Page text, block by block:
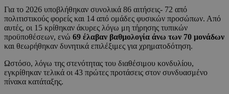
Για το 2026 υποβλήθηκαν συνολικά 86 αιτήσεις- 72 από
πολιτιστικούς φορείς και 14 από ομάδες φυσικών προσώπων. Από
αυτές, οι 15 κρίθηκαν άκυρες λόγω μη τήρησης τυπικών
προϋποθέσεων, ενώ 69 έλαβαν βαθμολογία άνω των 70 μονάδων
και θεωρήθηκαν δυνητικά επιλέξιμες για χρηματοδότηση.
Ωστόσο, λόγω της στενότητας του διαθέσιμου κονδυλίου,
εγκρίθηκαν τελικά οι 43 πρώτες προτάσεις στον συνδυασμένο
πίνακα κατάταξης.